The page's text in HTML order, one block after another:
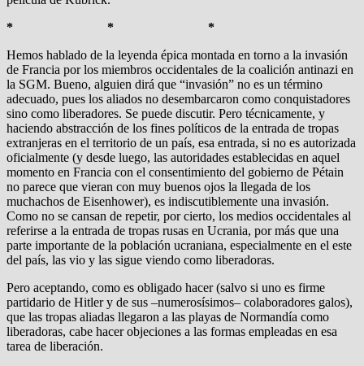
* * *
Hemos hablado de la leyenda épica montada en torno a la invasión
de Francia por los miembros occidentales de la coalición antinazi en
la SGM. Bueno, alguien dirá que “invasión” no es un término
adecuado, pues los aliados no desembarcaron como conquistadores
sino como liberadores. Se puede discutir. Pero técnicamente, y
haciendo abstracción de los fines políticos de la entrada de tropas
extranjeras en el territorio de un país, esa entrada, si no es autorizada
oficialmente (y desde luego, las autoridades establecidas en aquel
momento en Francia con el consentimiento del gobierno de Pétain
no parece que vieran con muy buenos ojos la llegada de los
muchachos de Eisenhower), es indiscutiblemente una invasión.
Como no se cansan de repetir, por cierto, los medios occidentales al
referirse a la entrada de tropas rusas en Ucrania, por más que una
parte importante de la población ucraniana, especialmente en el este
del país, las vio y las sigue viendo como liberadoras.
Pero aceptando, como es obligado hacer (salvo si uno es firme
partidario de Hitler y de sus –numerosísimos– colaboradores galos),
que las tropas aliadas llegaron a las playas de Normandía como
liberadoras, cabe hacer objeciones a las formas empleadas en esa
tarea de liberación.